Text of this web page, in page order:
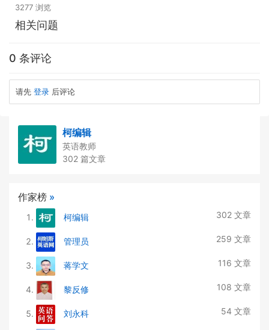
3277 浏览
相关问题
0 条评论
请先 登录 后评论
柯编辑
英语教师
302 篇文章
作家榜 »
柯编辑 302 文章
管理员 259 文章
蒋学文 116 文章
黎反修 108 文章
刘永科 54 文章